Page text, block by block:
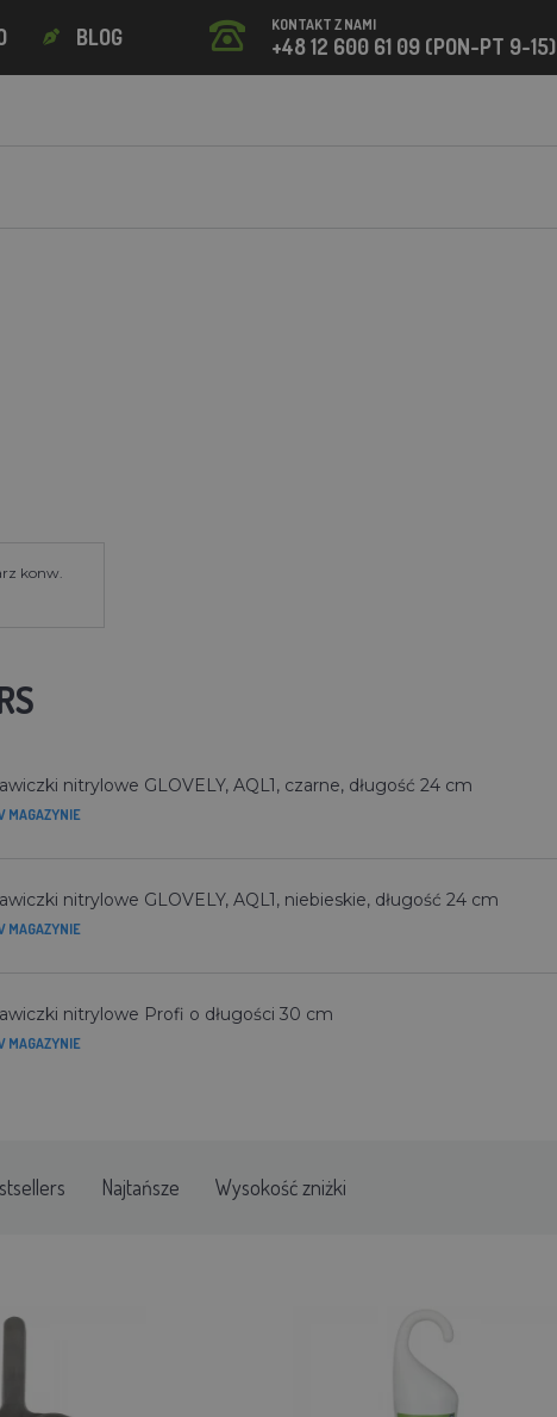
BLOG KONTAKT Z NAMI
+48 12 600 61 09 (PON-PT 9-15)
konw.
nitrylowe GLOVELY, AQL1, czarne, długość 24 cm
MAGAZYNIE
nitrylowe GLOVELY, AQL1, niebieskie, długość 24 cm
MAGAZYNIE
nitrylowe Profi o długości 30 cm
MAGAZYNIE
Najtańsze Wysokość zniżki